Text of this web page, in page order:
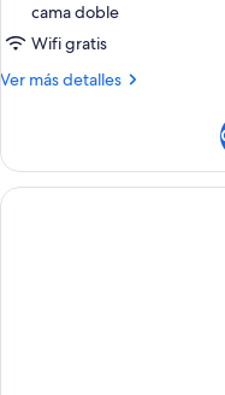
familiar
cama doble
Wifi gratis
Ver más detalles
Más
familiar